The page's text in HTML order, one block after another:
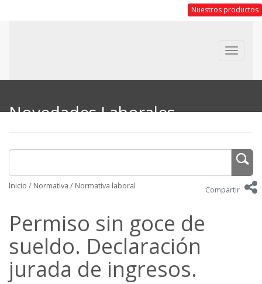
Nuestros productos
Toggle
Novedades Laborales
Inicio / Normativa / Normativa laboral Compartir
Permiso sin goce de
sueldo. Declaración
jurada de ingresos.